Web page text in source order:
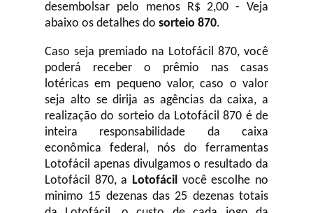
desembolsar pelo menos R$ 2,00 - Veja
abaixo os detalhes do sorteio 870.
Caso seja premiado na Lotofácil 870, você
poderá receber o prêmio nas casas
lotéricas em pequeno valor, caso o valor
seja alto se dirija as agências da caixa, a
realização do sorteio da Lotofácil 870 é de
inteira responsabilidade da caixa
econômica federal, nós do ferramentas
Lotofácil apenas divulgamos o resultado da
Lotofácil 870, a Lotofácil você escolhe no
minimo 15 dezenas das 25 dezenas totais